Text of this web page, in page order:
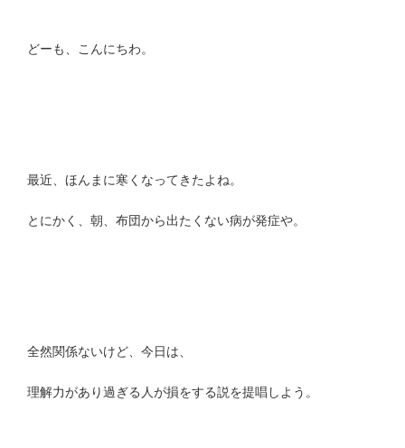
どーも、こんにちわ。
最近、ほんまに寒くなってきたよね。
とにかく、朝、布団から出たくない病が発症や。
全然関係ないけど、今日は、
理解力があり過ぎる人が損をする説を提唱しよう。